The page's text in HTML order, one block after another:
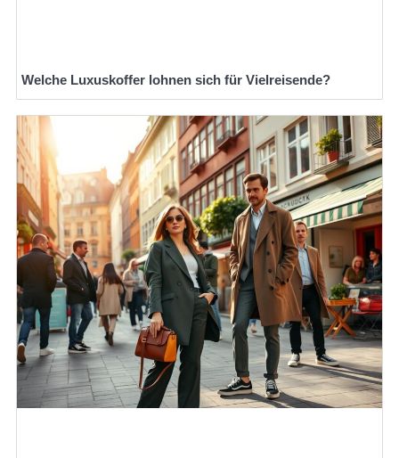
Welche Luxuskoffer lohnen sich für Vielreisende?